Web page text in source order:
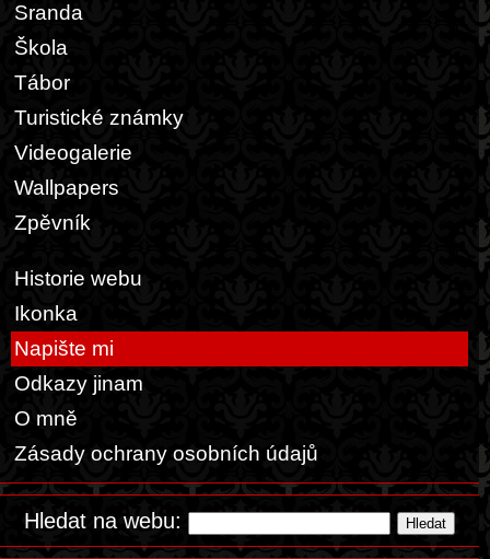
Sranda
Škola
Tábor
Turistické známky
Videogalerie
Wallpapers
Zpěvník
Historie webu
Ikonka
Napište mi
Odkazy jinam
O mně
Zásady ochrany osobních údajů
Hledat na webu: